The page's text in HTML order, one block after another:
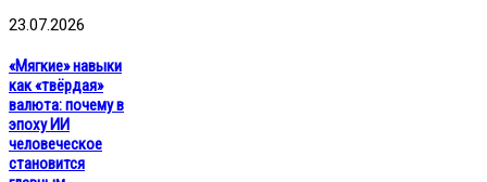
23.07.2026
«Мягкие» навыки
как «твёрдая»
валюта: почему в
эпоху ИИ
человеческое
становится